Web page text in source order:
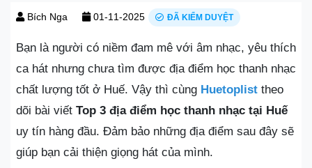
Bích Nga 01-11-2025 ĐÃ KIỂM DUYỆT
Bạn là người có niềm đam mê với âm nhạc, yêu thích
ca hát nhưng chưa tìm được địa điểm học thanh nhạc
chất lượng tốt ở Huế. Vậy thì cùng Huetoplist theo
dõi bài viết Top 3 địa điểm học thanh nhạc tại Huế
uy tín hàng đầu. Đảm bảo những địa điểm sau đây sẽ
giúp bạn cải thiện giọng hát của mình.